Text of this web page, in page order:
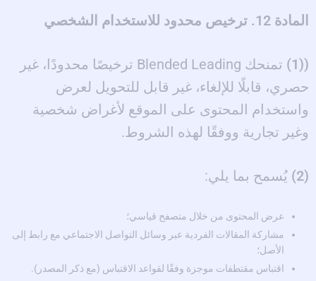
المادة 12. ترخيص محدود للاستخدام الشخصي
((1)
تمنحك Blended Leading ترخيصًا محدودًا، غير
حصري، قابلًا للإلغاء، غير قابل للتحويل لعرض
واستخدام المحتوى على الموقع لأغراض شخصية
وغير تجارية ووفقًا لهذه الشروط.
(2) يُسمح بما يلي:
عرض المحتوى من خلال متصفح قياسي؛
مشاركة المقالات الفردية عبر وسائل التواصل الاجتماعي مع رابط إلى
الأصل؛
اقتباس مقتطفات موجزة وفقًا لقواعد الاقتباس (مع ذكر المصدر).